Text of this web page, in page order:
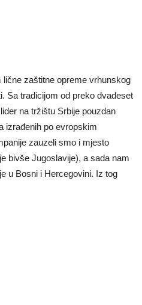
zaštitne opreme vrhunskog
Sa tradicijom od preko dvadeset
na tržištu Srbije pouzdan
izrađenih po evropskim
zauzeli smo i mjesto
bivše Jugoslavije), a sada nam
u Bosni i Hercegovini. Iz tog